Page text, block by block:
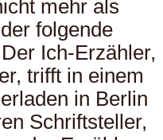
mehr als
folgende
Ich-Erzähler,
trifft in einem
in Berlin
Schriftsteller,